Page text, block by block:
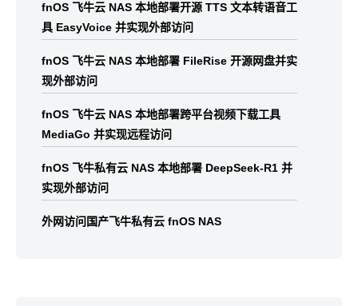
fnOS 飞牛云 NAS 本地部署开源 TTS 文本转语音工
具 EasyVoice 并实现外部访问
fnOS 飞牛云 NAS 本地部署 FileRise 开源网盘并实
现外部访问
fnOS 飞牛云 NAS 本地部署跨平台视频下载工具
MediaGo 并实现远程访问
fnOS 飞牛私有云 NAS 本地部署 DeepSeek-R1 并
实现外部访问
外网访问国产飞牛私有云 fnOS NAS